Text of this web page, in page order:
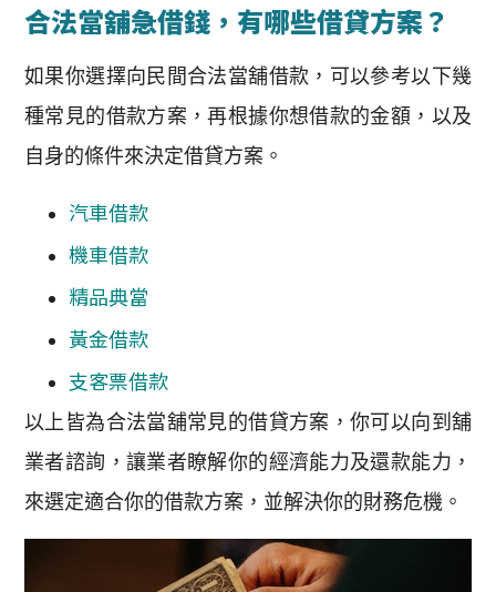
合法當舖急借錢，有哪些借貸方案？
如果你選擇向民間合法當舖借款，可以參考以下幾
種常見的借款方案，再根據你想借款的金額，以及
自身的條件來決定借貸方案。
汽車借款
機車借款
精品典當
黃金借款
支客票借款
以上皆為合法當舖常見的借貸方案，你可以向到舖
業者諮詢，讓業者瞭解你的經濟能力及還款能力，
來選定適合你的借款方案，並解決你的財務危機。